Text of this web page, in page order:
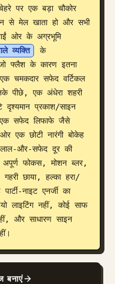
पर एक बड़ा चौकोर
से मेल खाता हो और सभी
ओर के अग्रभूमि
व्यक्ति
के
फ्लैश के कारण इतना
चमकदार सफेद वर्टिकल
पीछे, एक अंधेरा शहरी
दृश्यमान प्रकाश/साइन
सफेद लिफाफे जैसे
एक छोटी नारंगी बोकेह
और-सफेद दूर की
अपूर्ण फोकस, मोशन ब्लर,
गहरी छाया, हल्का हरा/
नाइट एनर्जी का
लाइटिंग नहीं, कोई साफ
और साधारण साइन
बनाएं